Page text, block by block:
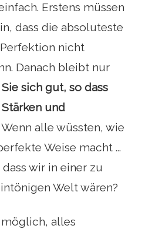
Erstens müssen
dass die absoluteste
nicht
Danach bleibt nur
Sie sich gut, so dass
und
Wenn alle wüssten, wie
Weise macht ...
wir in einer zu
Welt wären?
alles